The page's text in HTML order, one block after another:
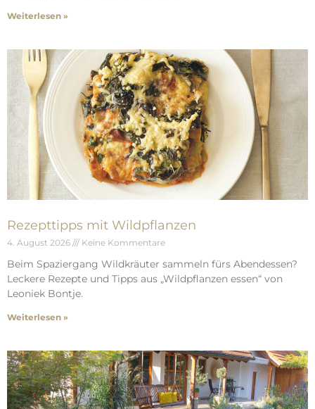
Weiterlesen »
Rezepttipps mit Wildpflanzen
4. August 2026 Keine Kommentare
Beim Spaziergang Wildkräuter sammeln fürs Abendessen?
Leckere Rezepte und Tipps aus „Wildpflanzen essen“ von
Leoniek Bontje.
Weiterlesen »